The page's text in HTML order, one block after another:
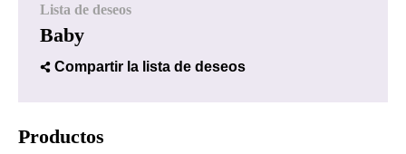
Lista de deseos
Baby
Compartir la lista de deseos
Productos